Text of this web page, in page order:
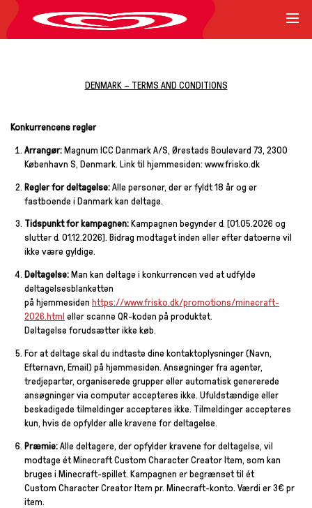
DENMARK – TERMS AND CONDITIONS
Konkurrencens regler
Arrangør:Magnum ICC Danmark A/S, Ørestads Boulevard 73, 2300
København S, Denmark. Link til hjemmesiden: www.frisko.dk
Regler for deltagelse:Alle personer, der er fyldt 18 år og er
fastboende i Danmark kan deltage.
Tidspunkt for kampagnen:Kampagnen begynder d. [01.05.2026 og
slutter d. 01.12.2026]. Bidrag modtaget inden eller efter datoerne vil
ikke være gyldige.
Deltagelse:Man kan deltage i konkurrencen ved at udfylde
deltagelsesblanketten
på hjemmesiden https://www.frisko.dk/promotions/minecraft-
2026.html eller scanne QR-koden på produktet.
Deltagelse forudsætter ikke køb.
For at deltage skal du indtaste dine kontaktoplysninger (Navn,
Efternavn, Email) på hjemmesiden. Ansøgninger fra agenter,
tredjeparter, organiserede grupper eller automatisk genererede
ansøgninger via computer accepteres ikke. Ufuldstændige eller
beskadigede tilmeldinger accepteres ikke. Tilmeldinger accepteres
kun, hvis de opfylder alle kravene for deltagelse.
Præmie:Alle deltagere, der opfylder kravene for deltagelse, vil
modtage ét Minecraft Custom Character Creator Item, som kan
bruges i Minecraft-spillet. Kampagnen er begrænset til ét
Custom Character Creator Item pr. Minecraft-konto. Værdi er 3€ pr
item.